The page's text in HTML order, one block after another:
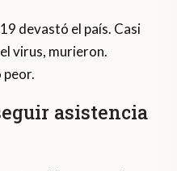
devastó el país. Casi
virus, murieron.
peor.
asistencia